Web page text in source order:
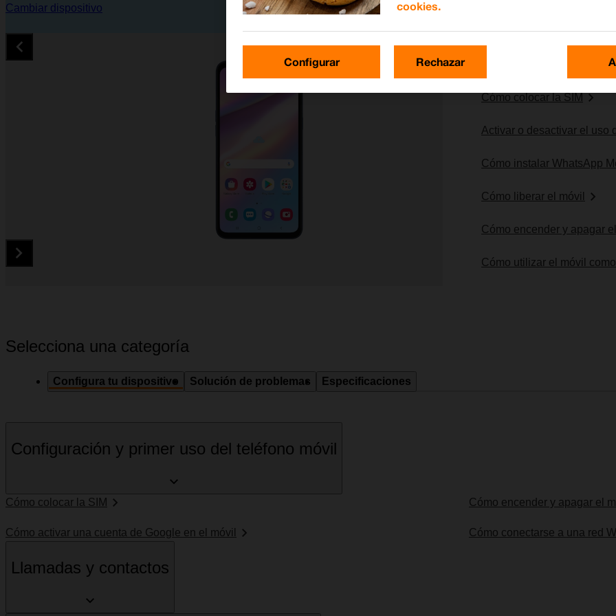
Cambiar dispositivo
Cómo colocar la SIM
Activar o desactivar el uso
Cómo instalar WhatsApp
Cómo liberar el móvil
Cómo encender y apagar el
Cómo utilizar el móvil
Selecciona una categoría
Configura tu dispositivo Solución de problemas Especificaciones
Configuración y primer uso del teléfono móvil
Cómo colocar la SIM Cómo encender y apagar el
Cómo activar una cuenta de Google en el móvil Cómo conectarse a una red
Llamadas y contactos
cookies.
Configurar Rechazar